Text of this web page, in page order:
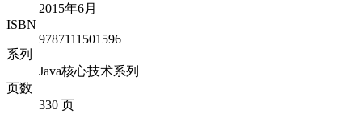
2015年6月
ISBN
9787111501596
系列
Java核心技术系列
页数
330 页